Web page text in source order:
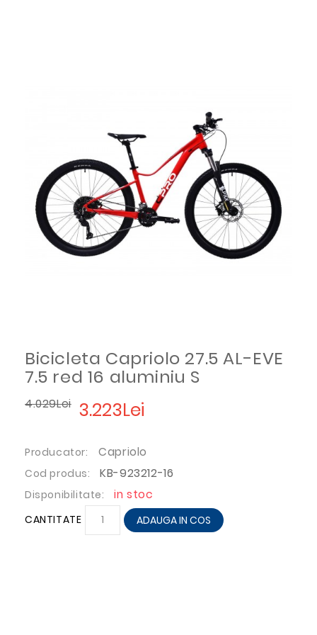
Bicicleta Capriolo 27.5 AL-EVE
7.5 red 16 aluminiu S
4.029Lei 3.223Lei
Producator: Capriolo
Cod produs: KB-923212-16
Disponibilitate: in stoc
CANTITATE ADAUGA IN COS